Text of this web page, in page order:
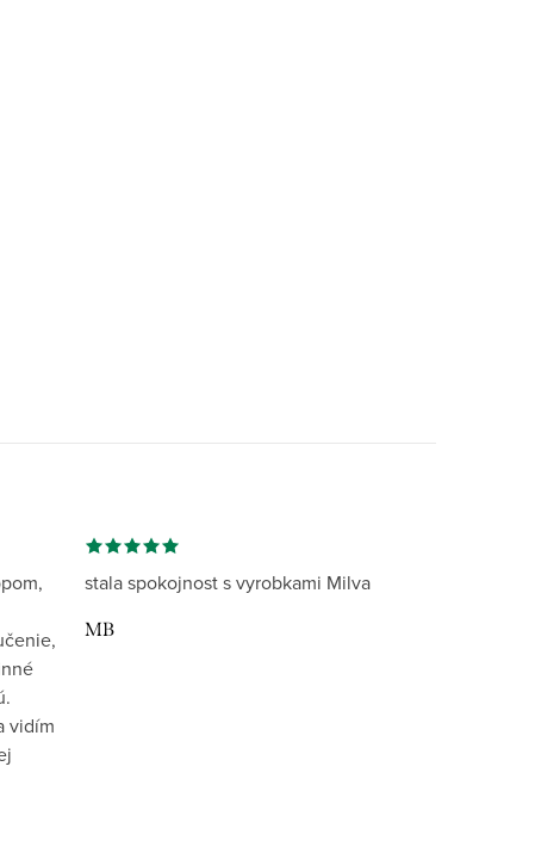
vidím
stala spokojnost s vyrobkami Milva
MB